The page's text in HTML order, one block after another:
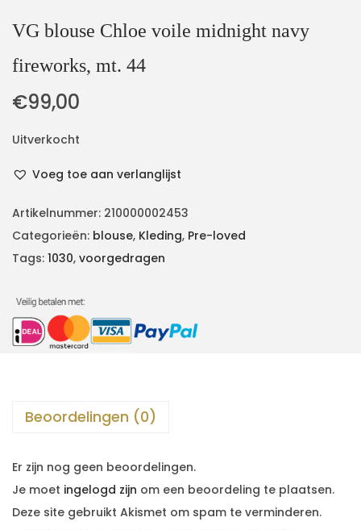
VG blouse Chloe voile midnight navy
fireworks, mt. 44
€99,00
Uitverkocht
Voeg toe aan verlanglijst
Artikelnummer: 210000002453
Categorieën: blouse, Kleding, Pre-loved
Tags: 1030, voorgedragen
Beoordelingen (0)
Er zijn nog geen beoordelingen.
Je moet ingelogd zijn om een beoordeling te plaatsen.
Deze site gebruikt Akismet om spam te verminderen.